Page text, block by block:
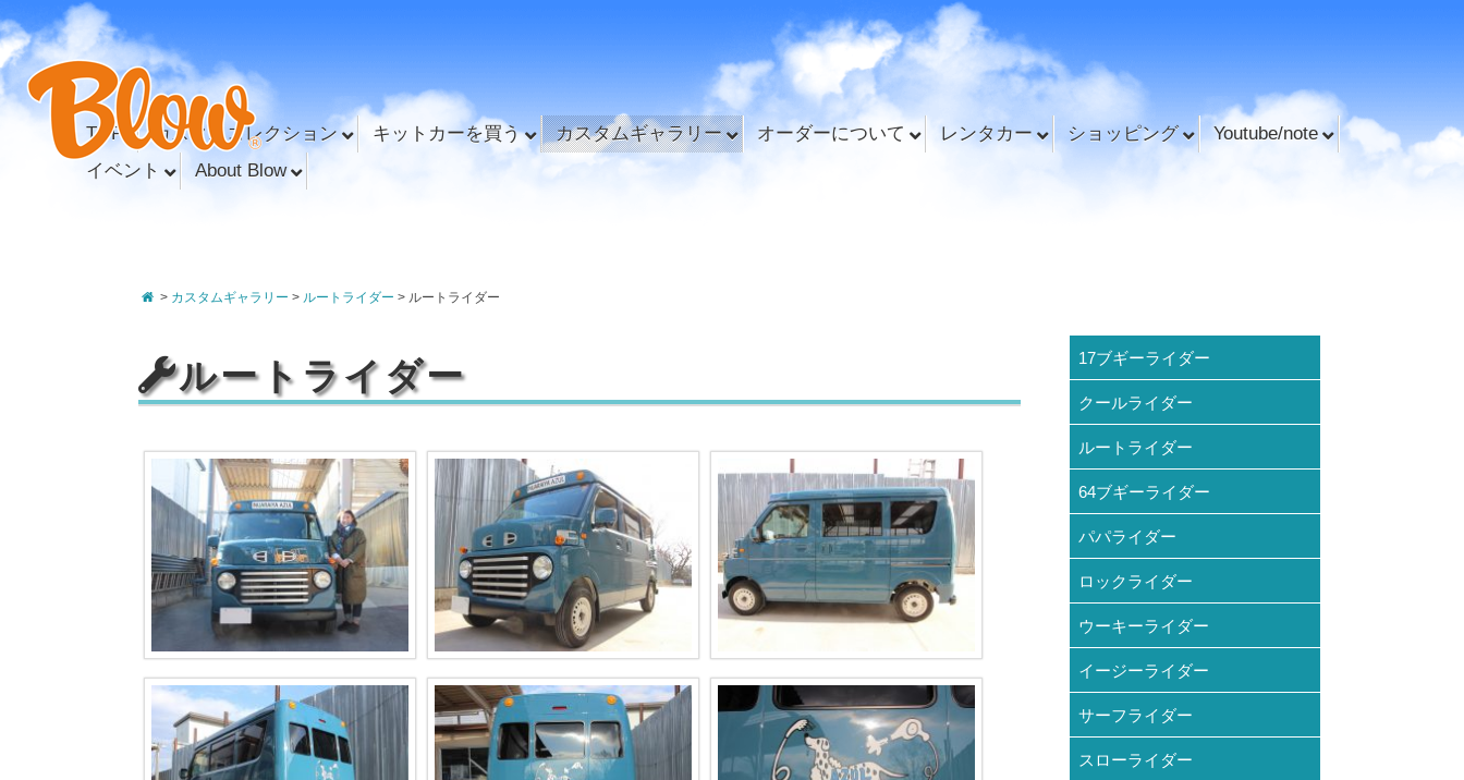
TOP カスタムコレクション キットカーを買う カスタムギャラリー オーダーについて レンタカー ショッピング
Youtube/note
イベント
About Blow
> カスタムギャラリー > ルートライダー > ルートライダー
ルートライダー 17ブギーライダー
クールライダー
ルートライダー
64ブギーライダー
パパライダー
ロックライダー
ウーキーライダー
イージーライダー
サーフライダー
スローライダー